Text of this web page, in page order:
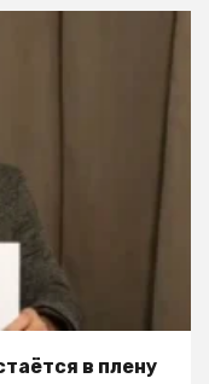
в плену